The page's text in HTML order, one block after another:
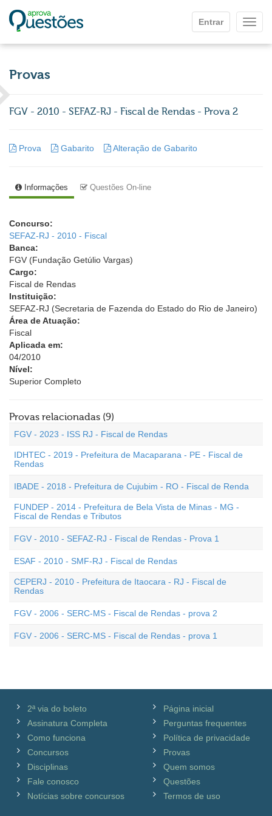
Entrar
Provas
FGV - 2010 - SEFAZ-RJ - Fiscal de Rendas - Prova 2
Prova Gabarito Alteração de Gabarito
Informações Questões On-line
Concurso:
SEFAZ-RJ - 2010 - Fiscal
Banca:
FGV (Fundação Getúlio Vargas)
Cargo:
Fiscal de Rendas
Instituição:
SEFAZ-RJ (Secretaria de Fazenda do Estado do Rio de Janeiro)
Área de Atuação:
Fiscal
Aplicada em:
04/2010
Nível:
Superior Completo
Provas relacionadas (9)
FGV - 2023 - ISS RJ - Fiscal de Rendas
IDHTEC - 2019 - Prefeitura de Macaparana - PE - Fiscal de
Rendas
IBADE - 2018 - Prefeitura de Cujubim - RO - Fiscal de Renda
FUNDEP - 2014 - Prefeitura de Bela Vista de Minas - MG -
Fiscal de Rendas e Tributos
FGV - 2010 - SEFAZ-RJ - Fiscal de Rendas - Prova 1
ESAF - 2010 - SMF-RJ - Fiscal de Rendas
CEPERJ - 2010 - Prefeitura de Itaocara - RJ - Fiscal de
Rendas
FGV - 2006 - SERC-MS - Fiscal de Rendas - prova 2
FGV - 2006 - SERC-MS - Fiscal de Rendas - prova 1
2ª via do boleto
Assinatura Completa
Como funciona
Concursos
Disciplinas
Fale conosco
Notícias sobre concursos
Página inicial
Perguntas frequentes
Política de privacidade
Provas
Quem somos
Questões
Termos de uso